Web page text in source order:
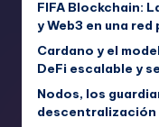
FIFA Blockchain:
y Web3 en una red
Cardano y el
DeFi escalable y
Nodos, los
descentralización